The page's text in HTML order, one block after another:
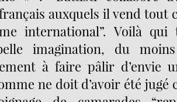
auxquels il vend tout
international”. Voilà qui
imagination, du
à faire pâlir d’envie
ne doit d’avoir été jugé